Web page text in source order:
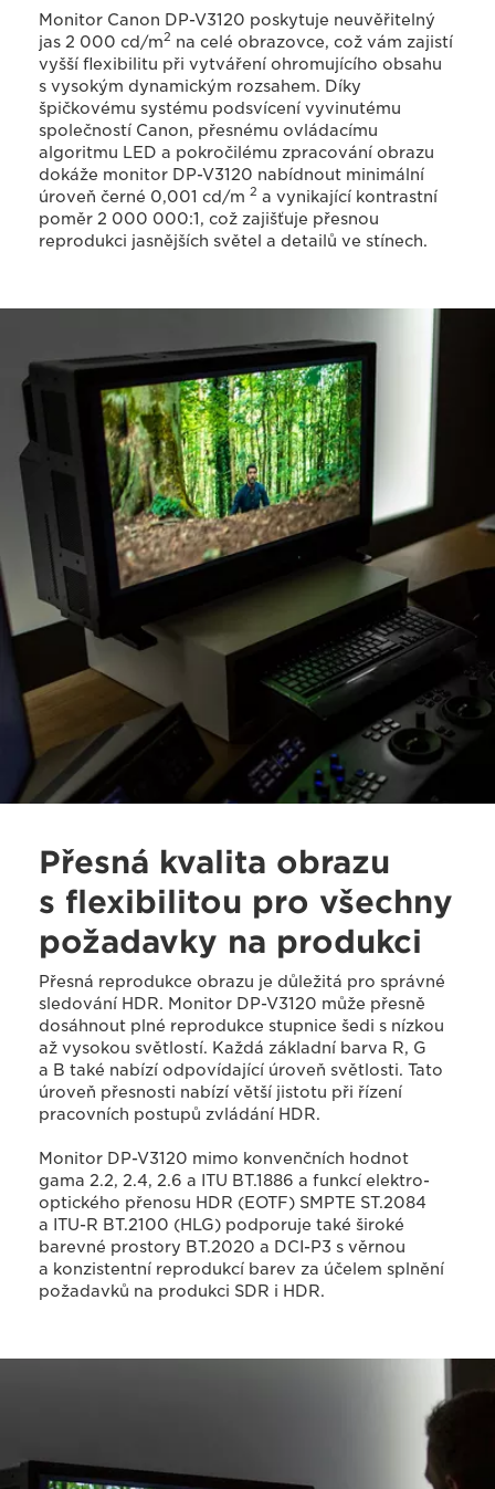
Monitor Canon DP-V3120 poskytuje neuvěřitelný
jas 2 000 cd/m2 na celé obrazovce, což vám zajistí
vyšší flexibilitu při vytváření ohromujícího obsahu
s vysokým dynamickým rozsahem. Díky
špičkovému systému podsvícení vyvinutému
společností Canon, přesnému ovládacímu
algoritmu LED a pokročilému zpracování obrazu
dokáže monitor DP-V3120 nabídnout minimální
úroveň černé 0,001 cd/m 2 a vynikající kontrastní
poměr 2 000 000:1, což zajišťuje přesnou
reprodukci jasnějších světel a detailů ve stínech.
Přesná kvalita obrazu
s flexibilitou pro všechny
požadavky na produkci
Přesná reprodukce obrazu je důležitá pro správné
sledování HDR. Monitor DP-V3120 může přesně
dosáhnout plné reprodukce stupnice šedi s nízkou
až vysokou světlostí. Každá základní barva R, G
a B také nabízí odpovídající úroveň světlosti. Tato
úroveň přesnosti nabízí větší jistotu při řízení
pracovních postupů zvládání HDR.
Monitor DP-V3120 mimo konvenčních hodnot
gama 2.2, 2.4, 2.6 a ITU BT.1886 a funkcí elektro-
optického přenosu HDR (EOTF) SMPTE ST.2084
a ITU-R BT.2100 (HLG) podporuje také široké
barevné prostory BT.2020 a DCI-P3 s věrnou
a konzistentní reprodukcí barev za účelem splnění
požadavků na produkci SDR i HDR.